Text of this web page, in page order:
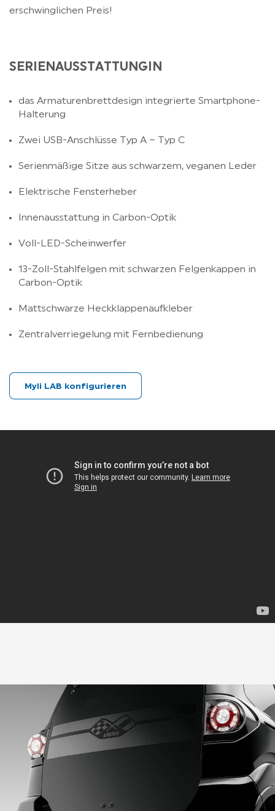
erschwinglichen Preis!
SERIENAUSSTATTUNGIN
das Armaturenbrettdesign integrierte Smartphone-
Halterung
Zwei USB-Anschlüsse Typ A – Typ C
Serienmäßige Sitze aus schwarzem, veganen Leder
Elektrische Fensterheber
Innenausstattung in Carbon-Optik
Voll-LED-Scheinwerfer
13-Zoll-Stahlfelgen mit schwarzen Felgenkappen in
Carbon-Optik
Mattschwarze Heckklappenaufkleber
Zentralverriegelung mit Fernbedienung
Myli LAB konfigurieren